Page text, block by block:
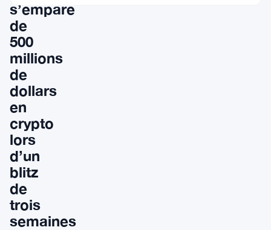
s’empare
de
500
millions
de
dollars
en
crypto
lors
d’un
blitz
de
trois
semaines